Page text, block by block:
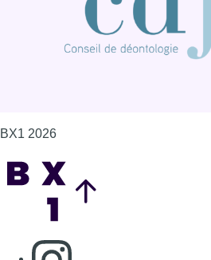
BX1 2026
Consulter page Instagram